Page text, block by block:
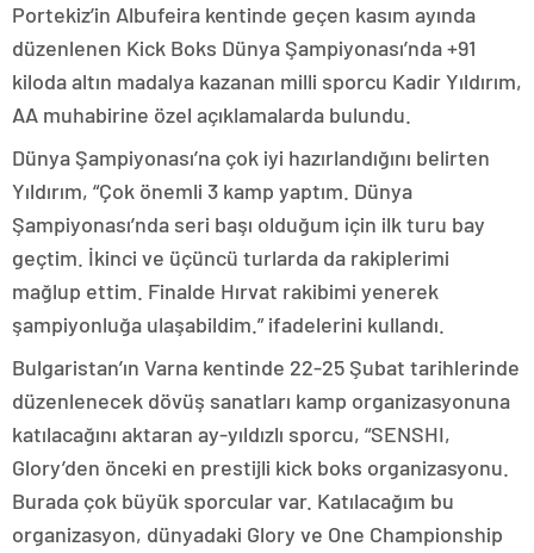
Portekiz’in Albufeira kentinde geçen kasım ayında
düzenlenen Kick Boks Dünya Şampiyonası’nda +91
kiloda altın madalya kazanan milli sporcu Kadir Yıldırım,
AA muhabirine özel açıklamalarda bulundu.
Dünya Şampiyonası’na çok iyi hazırlandığını belirten
Yıldırım, “Çok önemli 3 kamp yaptım. Dünya
Şampiyonası’nda seri başı olduğum için ilk turu bay
geçtim. İkinci ve üçüncü turlarda da rakiplerimi
mağlup ettim. Finalde Hırvat rakibimi yenerek
şampiyonluğa ulaşabildim.” ifadelerini kullandı.
Bulgaristan’ın Varna kentinde 22-25 Şubat tarihlerinde
düzenlenecek dövüş sanatları kamp organizasyonuna
katılacağını aktaran ay-yıldızlı sporcu, “SENSHI,
Glory’den önceki en prestijli kick boks organizasyonu.
Burada çok büyük sporcular var. Katılacağım bu
organizasyon, dünyadaki Glory ve One Championship